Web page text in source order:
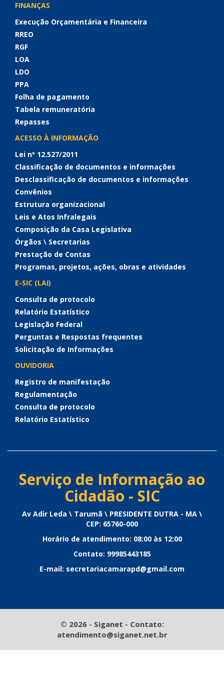
FINANÇAS
Execução Orçamentária e Financeira
RREO
RGF
LOA
LDO
PPA
Folha de pagamento
Tabela remuneratória
Repasses
ACESSO À INFORMAÇÃO
Lei nº 12.527/2011
Classificação de documentos e informações
Desclassificação de documentos e informações
Convênios
Estrutura organizacional
Leis e Atos Infralegais
Composição da Casa Legislativa
Órgãos \ Secretarias
Prestação de Contas
Programas, projetos, ações, obras e atividades
E-SIC (LAI)
Consulta de protocolo
Relatório Estatístico
Legislação Federal
Perguntas e Respostas frequentes
Solicitação de Informações
OUVIDORIA
Registro de manifestação
Regulamentação
Consulta de protocolo
Relatório Estatístico
Serviço de Informação ao
Cidadão - SIC
Av Adir Leda \ Tarumã \ PRESIDENTE DUTRA - MA \
CEP: 65760-000
Horário de atendimento: 08:00 às 12:00
Contato: 99985443185
E-mail: secretariacamarapd@gmail.com
© 2026 - Siganet - Contato:
atendimento@siganet.net.br